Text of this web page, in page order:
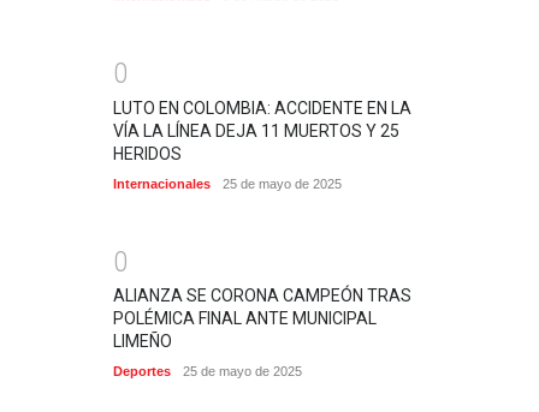
0
LUTO EN COLOMBIA: ACCIDENTE EN LA
VÍA LA LÍNEA DEJA 11 MUERTOS Y 25
HERIDOS
Internacionales 25 de mayo de 2025
0
ALIANZA SE CORONA CAMPEÓN TRAS
POLÉMICA FINAL ANTE MUNICIPAL
LIMEÑO
Deportes 25 de mayo de 2025